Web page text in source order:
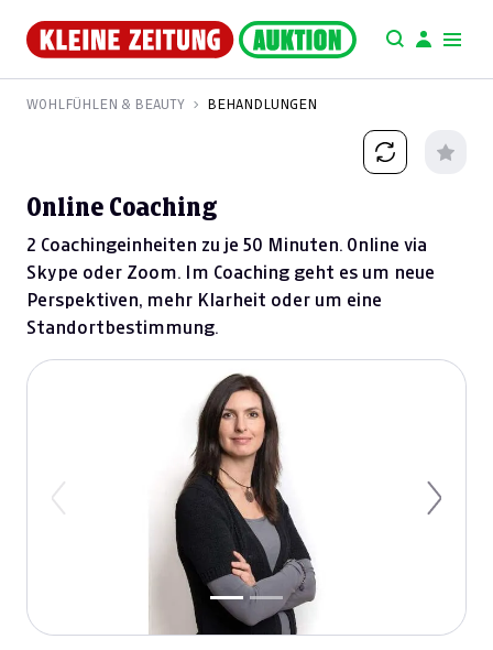
WOHLFÜHLEN & BEAUTY BEHANDLUNGEN
Online Coaching
2 Coachingeinheiten zu je 50 Minuten. Online via
Skype oder Zoom. Im Coaching geht es um neue
Perspektiven, mehr Klarheit oder um eine
Standortbestimmung.
Previous Next